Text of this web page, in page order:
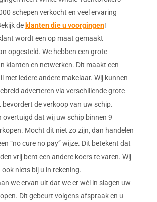
schepen verkocht en veel ervaring
de klanten die u voorgingen!
wordt een op maat gemaakt
opgesteld. We hebben een grote
klanten en netwerken. Dit maakt een
met iedere andere makelaar. Wij kunnen
adverteren via verschillende grote
bevordert de verkoop van uw schip.
overtuigd dat wij uw schip binnen 9
Mocht dit niet zo zijn, dan handelen
“no cure no pay” wijze. Dit betekent dat
vrij bent een andere koers te varen. Wij
ook niets bij u in rekening.
we ervan uit dat we er wél in slagen uw
Dit gebeurt volgens afspraak en u